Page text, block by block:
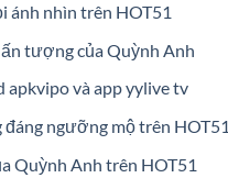
ánh nhìn trên HOT51
tượng của Quỳnh Anh
và app yylive tv
ngưỡng mộ trên
Quỳnh Anh trên HOT51